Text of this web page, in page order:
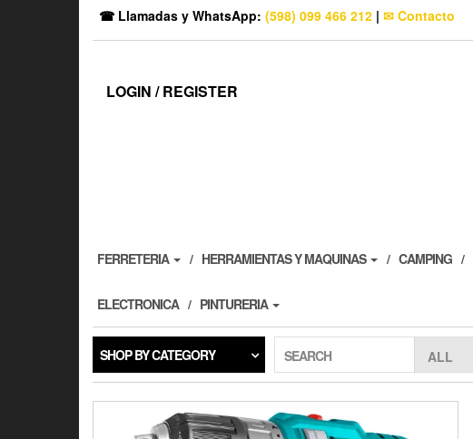
☎ Llamadas y WhatsApp: (598) 099 466 212 | ✉ Contacto
LOGIN / REGISTER
FERRETERIA HERRAMIENTAS Y MAQUINAS CAMPING
ELECTRONICA PINTURERIA
SHOP BY CATEGORY SEARCH